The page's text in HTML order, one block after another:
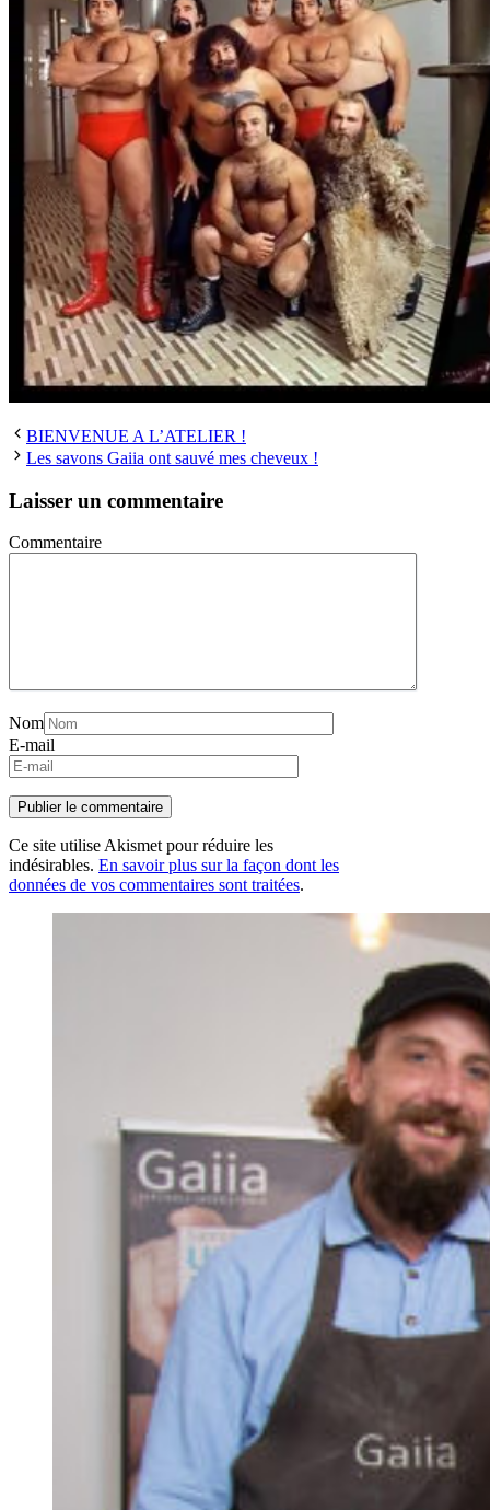
BIENVENUE A L’ATELIER !
Les savons Gaiia ont sauvé mes cheveux !
Laisser un commentaire
Commentaire
Nom
E-mail
Ce site utilise Akismet pour réduire les
indésirables. En savoir plus sur la façon dont les
données de vos commentaires sont traitées.